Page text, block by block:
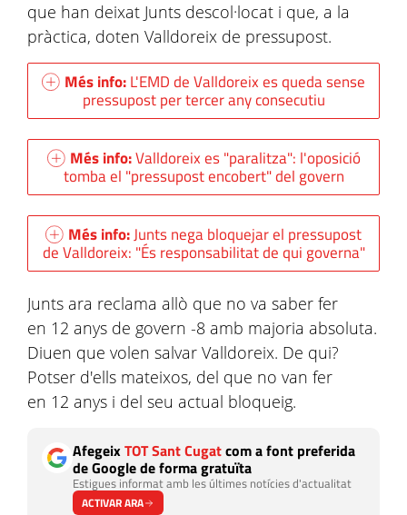
que han deixat Junts descol·locat i que, a la
pràctica, doten Valldoreix de pressupost.
Més info:L'EMD de Valldoreix es queda sense
pressupost per tercer any consecutiu
Més info:Valldoreix es "paralitza": l'oposició
tomba el "pressupost encobert" del govern
Més info:Junts nega bloquejar el pressupost
de Valldoreix: "És responsabilitat de qui governa"
Junts ara reclama allò que no va saber fer
en 12 anys de govern -8 amb majoria absoluta.
Diuen que volen salvar Valldoreix. De qui?
Potser d'ells mateixos, del que no van fer
en 12 anys i del seu actual bloqueig.
AfegeixTOT Sant Cugatcom a font preferida
de Google de forma gratuïta
Estigues informat amb les últimes notícies d'actualitat
ACTIVAR ARA